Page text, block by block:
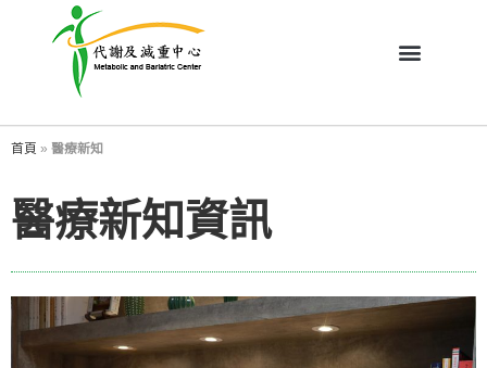
首頁 » 醫療新知
醫療新知資訊